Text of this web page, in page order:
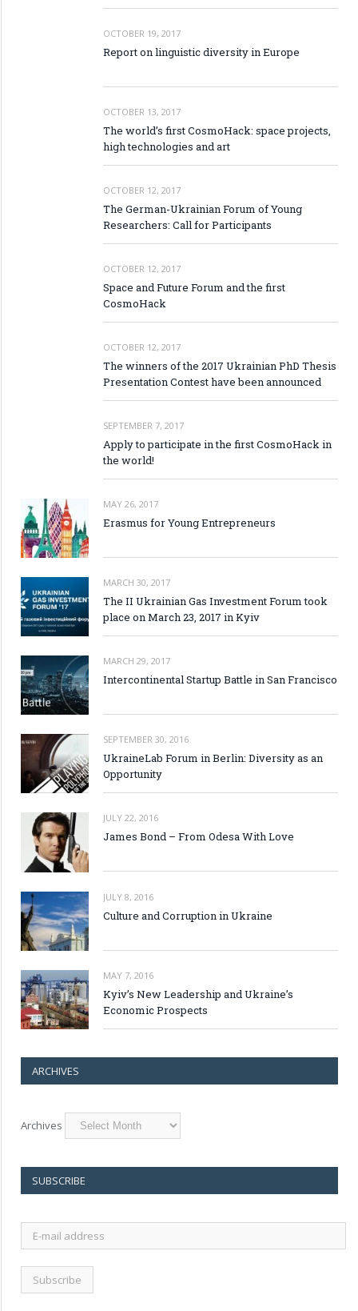
OCTOBER 19, 2017
Report on linguistic diversity in Europe
OCTOBER 13, 2017
The world’s first CosmoHack: space projects,
high technologies and art
OCTOBER 12, 2017
The German-Ukrainian Forum of Young
Researchers: Call for Participants
OCTOBER 12, 2017
Space and Future Forum and the first
CosmoHack
OCTOBER 12, 2017
The winners of the 2017 Ukrainian PhD Thesis
Presentation Contest have been announced
SEPTEMBER 7, 2017
Apply to participate in the first CosmoHack in
the world!
MAY 26, 2017
Erasmus for Young Entrepreneurs
MARCH 30, 2017
The II Ukrainian Gas Investment Forum took
place on March 23, 2017 in Kyiv
MARCH 29, 2017
Intercontinental Startup Battle in San Francisco
SEPTEMBER 30, 2016
UkraineLab Forum in Berlin: Diversity as an
Opportunity
JULY 22, 2016
James Bond – From Odesa With Love
JULY 8, 2016
Culture and Corruption in Ukraine
MAY 7, 2016
Kyiv’s New Leadership and Ukraine’s
Economic Prospects
ARCHIVES
Archives
SUBSCRIBE
mail